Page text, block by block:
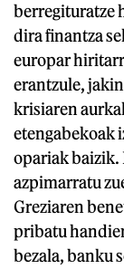
berregituratze
dira finantza
europar
erantzule,
krisiaren
etengabekoak
opariak baizik.
azpimarratu
Greziaren
pribatu
bezala, banku